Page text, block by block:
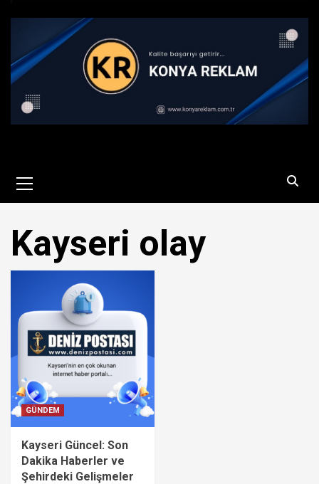
Menu
Kayseri olay
GÜNDEM
Kayseri Güncel: Son
Dakika Haberler ve
Şehirdeki Gelişmeler